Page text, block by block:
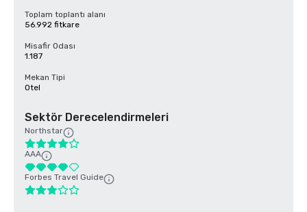
Toplam toplantı alanı
56.992 fitkare
Misafir Odası
1.187
Mekan Tipi
Otel
Sektör Derecelendirmeleri
Northstar
AAA
Forbes Travel Guide